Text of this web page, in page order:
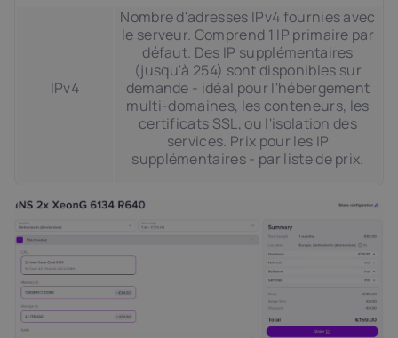
IPv4
Nombre d'adresses IPv4 fournies avec
le serveur. Comprend 1 IP primaire par
défaut. Des IP supplémentaires
(jusqu'à 254) sont disponibles sur
demande - idéal pour l'hébergement
multi-domaines, les conteneurs, les
certificats SSL, ou l'isolation des
services. Prix pour les IP
supplémentaires - par liste de prix.